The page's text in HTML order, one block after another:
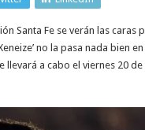
Santa Fe se verán las
no la pasa nada bien
llevará a cabo el viernes 20